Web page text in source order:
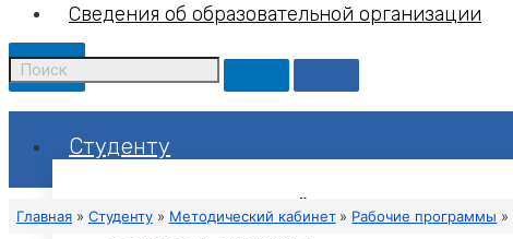
Сведения об образовательной организации
X
Студенту
РАСПИСАНИЕ ЗАНЯТИЙ
Главная Студенту Методический кабинет Рабочие программы